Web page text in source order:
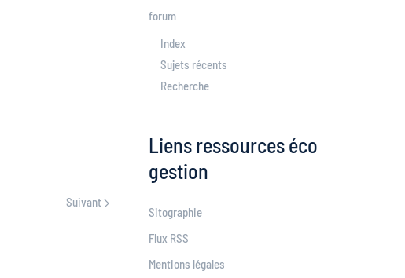
Suivant
forum
Index
Sujets récents
Recherche
Liens ressources éco
gestion
Sitographie
Flux RSS
Mentions légales